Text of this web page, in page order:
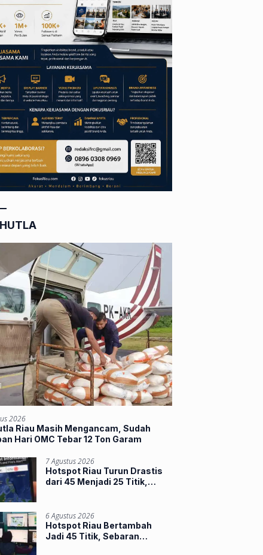
2026
Riau Masih Mengancam, Sudah
Hari OMC Tebar 12 Ton Garam
7 Agustus 2026
Hotspot Riau Turun Drastis
dari 45 Menjadi 25 Titik,
6 Agustus 2026
Hotspot Riau Bertambah
Jadi 45 Titik, Sebaran